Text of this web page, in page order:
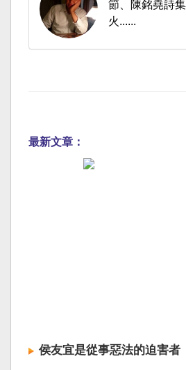
節、陳銘堯詩
火......
最新文章：
侯友宜是從事惡法的迫害者